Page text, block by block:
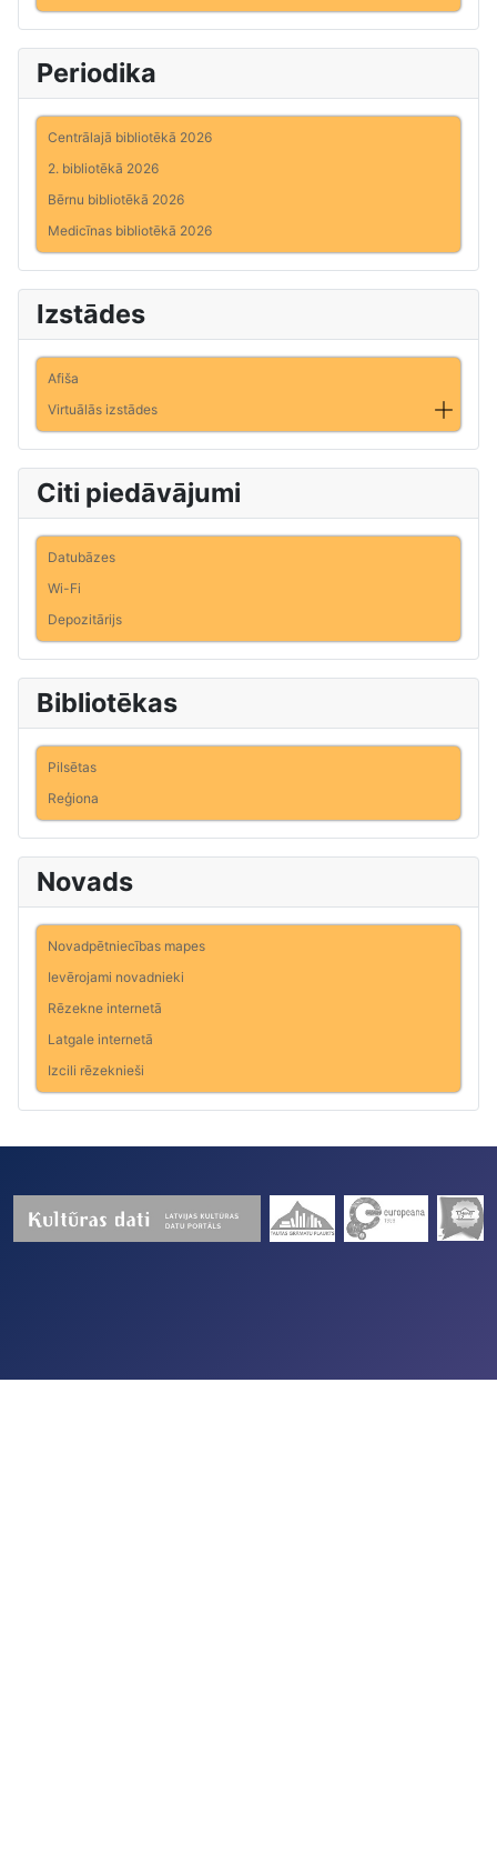
Periodika
Centrālajā bibliotēkā 2026
2. bibliotēkā 2026
Bērnu bibliotēkā 2026
Medicīnas bibliotēkā 2026
Izstādes
Afiša
Virtuālās izstādes
Citi piedāvājumi
Datubāzes
Wi-Fi
Depozitārijs
Bibliotēkas
Pilsētas
Reģiona
Novads
Novadpētniecības mapes
Ievērojami novadnieki
Rēzekne internetā
Latgale internetā
Izcili rēzeknieši